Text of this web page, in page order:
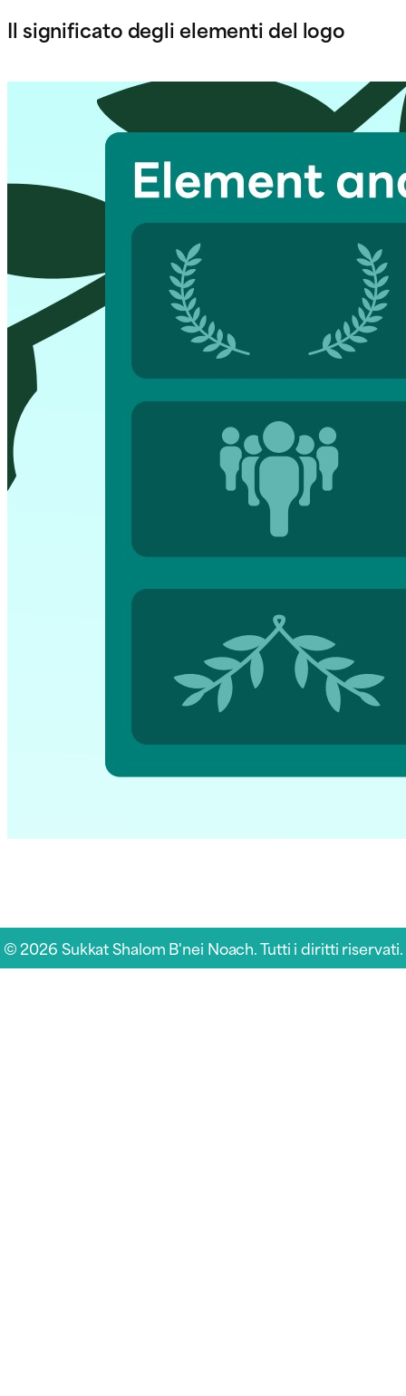
Il significato degli elementi del logo
© 2026 Sukkat Shalom B'nei Noach. Tutti i diritti riservati.